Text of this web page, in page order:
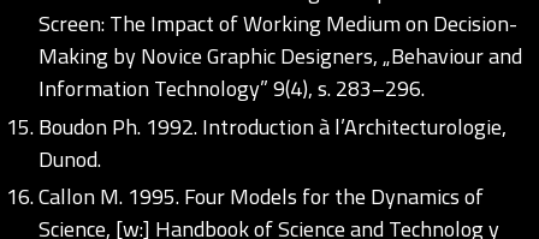
Screen: The Impact of Working Medium on Decision-
Making by Novice Graphic Designers, „Behaviour and
Information Technology” 9(4), s. 283–296.
Boudon Ph. 1992. Introduction à l’Architecturologie,
Dunod.
Callon M. 1995. Four Models for the Dynamics of
Science, [w:] Handbook of Science and Technolog y